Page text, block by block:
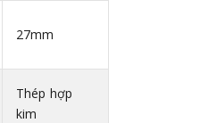
27mm
Thép hợp
kim